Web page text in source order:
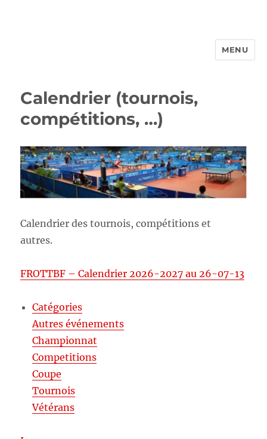
MENU
Calendrier (tournois,
compétitions, …)
Calendrier des tournois, compétitions et
autres.
FROTTBF – Calendrier 2026-2027 au 26-07-13
Catégories
Autres événements
Championnat
Competitions
Coupe
Tournois
Vétérans